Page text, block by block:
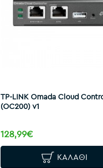
TP-LINK Omada Cloud
(OC200) v1
128,99€
ΚΑΛΆΘΙ